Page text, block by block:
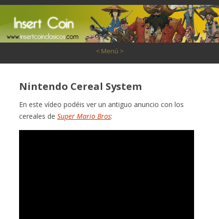
< Menú >
Nintendo Cereal System
En este vídeo podéis ver un antiguo anuncio con los
cereales deSuper Mario Bros: